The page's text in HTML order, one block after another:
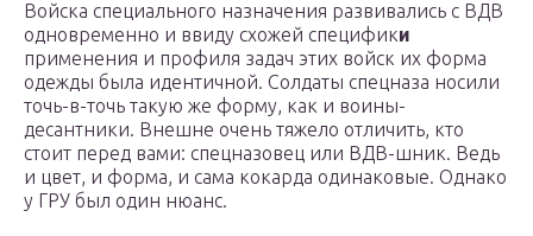
Войска специального назначения развивались с ВДВ
одновременно и ввиду схожей специфики
применения и профиля задач этих войск их форма
одежды была идентичной. Солдаты спецназа носили
точь-в-точь такую же форму, как и воины-
десантники. Внешне очень тяжело отличить, кто
стоит перед вами: спецназовец или ВДВ-шник. Ведь
и цвет, и форма, и сама кокарда одинаковые. Однако
у ГРУ был один нюанс.